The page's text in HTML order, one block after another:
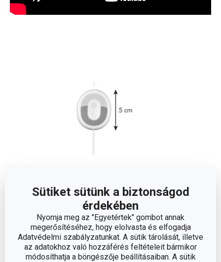
Sütiket sütünk a biztonságod
érdekében
Nyomja meg az "Egyetértek" gombot annak
megerősítéséhez, hogy elolvasta és elfogadja
Adatvédelmi szabályzatunkat. A sütik tárolását, illetve
az adatokhoz való hozzáférés feltételeit bármikor
módosíthatja a böngészője beállításaiban. A sütik
A TERMÉK HOSSZA (CM) 5